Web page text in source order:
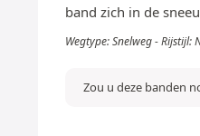
band zich in de
Wegtype: Snelweg -
Zou u deze banden